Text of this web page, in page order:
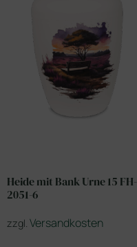
Heide mit Bank Urne 15 FH-
2051-6
zzgl. Versandkosten